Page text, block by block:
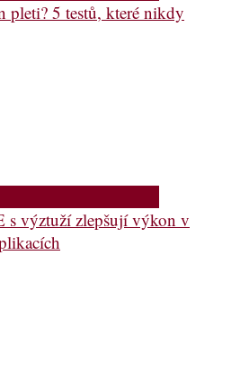
pleti? 5 testů, které nikdy
s výztuží zlepšují výkon v